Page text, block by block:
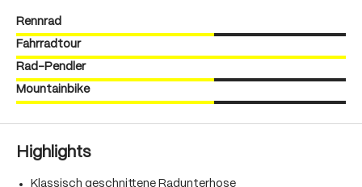
Rennrad
Fahrradtour
Rad-Pendler
Mountainbike
Highlights
Klassisch geschnittene Radunterhose